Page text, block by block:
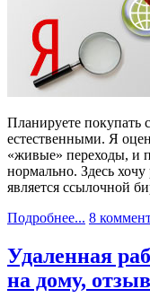
Планируете покупать
естественными. Я
«живые» переходы, и
нормально. Здесь
является ссылочной
Подробнее... 8
Удаленная
на дому,